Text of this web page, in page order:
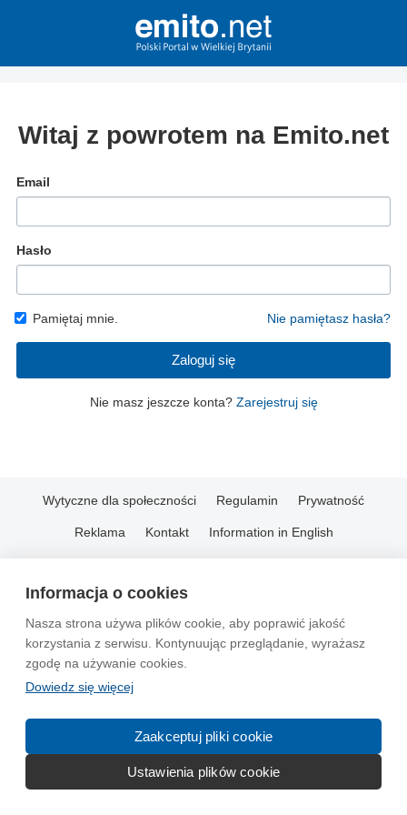
Informacja o cookies
Nasza strona używa plików cookie, aby poprawić jakość
korzystania z serwisu. Kontynuując przeglądanie, wyrażasz
zgodę na używanie cookies.
Dowiedz się więcej
Zaakceptuj pliki cookie
Ustawienia plików cookie
Witaj z powrotem na Emito.net
Email
Hasło
Pamiętaj mnie. Nie pamiętasz hasła?
Zaloguj się
Nie masz jeszcze konta? Zarejestruj się
Wytyczne dla społeczności Regulamin Prywatność
Reklama Kontakt Information in English